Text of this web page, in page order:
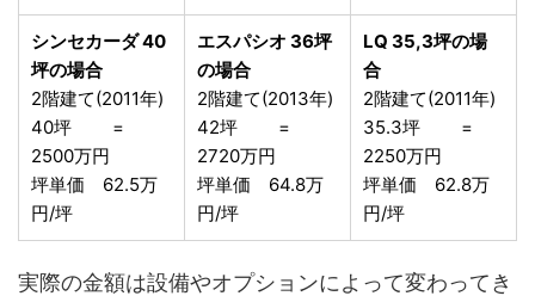
シンセカーダ 40
坪の場合
2階建て(2011年)
40坪 =
2500万円
坪単価 62.5万
円/坪
エスパシオ 36坪
の場合
2階建て(2013年)
42坪 =
2720万円
坪単価 64.8万
円/坪
LQ 35,3坪の場
合
2階建て(2011年)
35.3坪 =
2250万円
坪単価 62.8万
円/坪
実際の金額は設備やオプションによって変わってき